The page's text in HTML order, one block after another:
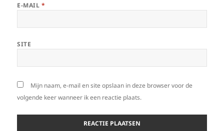
E-MAIL *
SITE
Mijn naam, e-mail en site opslaan in deze browser voor de
volgende keer wanneer ik een reactie plaats.